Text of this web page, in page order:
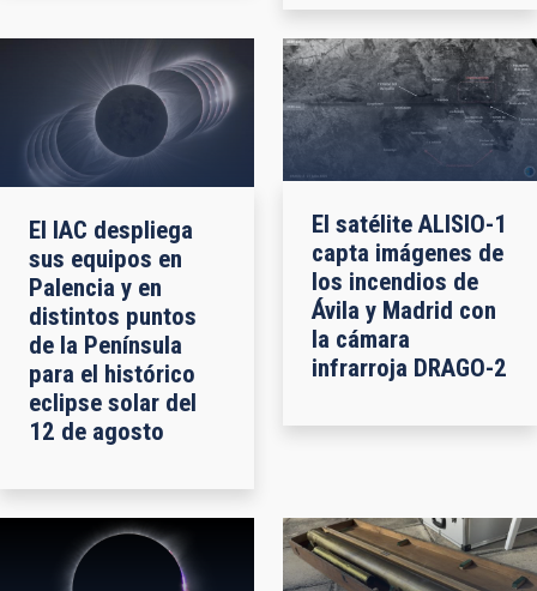
El IAC despliega
sus equipos en
Palencia y en
distintos puntos
de la Península
para el histórico
eclipse solar del
12 de agosto
El satélite ALISIO-1
capta imágenes de
los incendios de
Ávila y Madrid con
la cámara
infrarroja DRAGO-2